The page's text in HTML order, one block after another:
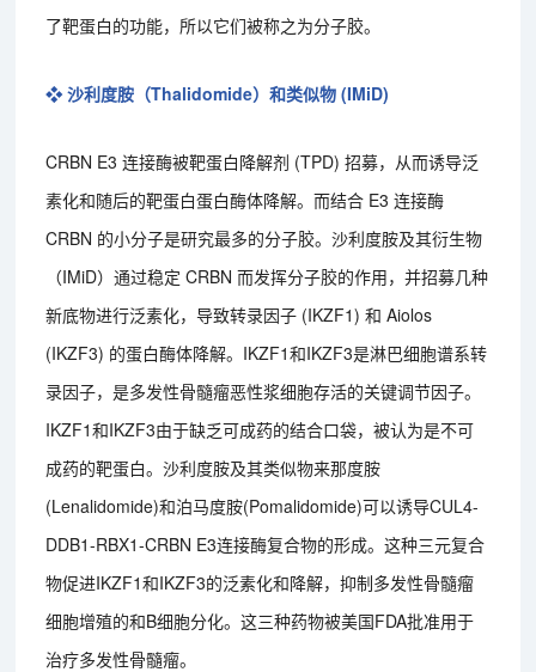
了靶蛋白的功能，所以它们被称之为分子胶。
❖ 沙利度胺（Thalidomide）和类似物 (IMiD)
CRBN E3 连接酶被靶蛋白降解剂 (TPD) 招募，从而诱导泛
素化和随后的靶蛋白蛋白酶体降解。而结合 E3 连接酶
CRBN 的小分子是研究最多的分子胶。沙利度胺及其衍生物
（IMiD）通过稳定 CRBN 而发挥分子胶的作用，并招募几种
新底物进行泛素化，导致转录因子 (IKZF1) 和 Aiolos
(IKZF3) 的蛋白酶体降解。IKZF1和IKZF3是淋巴细胞谱系转
录因子，是多发性骨髓瘤恶性浆细胞存活的关键调节因子。
IKZF1和IKZF3由于缺乏可成药的结合口袋，被认为是不可
成药的靶蛋白。沙利度胺及其类似物来那度胺
(Lenalidomide)和泊马度胺(Pomalidomide)可以诱导CUL4-
DDB1-RBX1-CRBN E3连接酶复合物的形成。这种三元复合
物促进IKZF1和IKZF3的泛素化和降解，抑制多发性骨髓瘤
细胞增殖的和B细胞分化。这三种药物被美国FDA批准用于
治疗多发性骨髓瘤。